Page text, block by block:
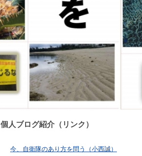
個人ブログ紹介（リンク）
今、自衛隊のあり方を問う（小西誠）